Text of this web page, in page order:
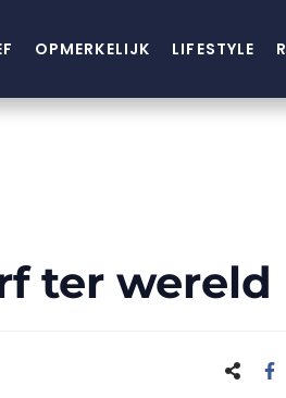
OPMERKELIJK LIFESTYLE
ter wereld